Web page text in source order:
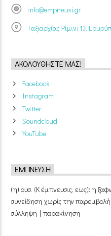
info@empneusi.gr
Ταξιαρχίας Ρίμινι 13,
ΑΚΟΛΟΥΘΉΣΤΕ ΜΑΣ!
Facebook
Instagram
Twitter
Soundcloud
YouTube
ΈΜΠΝΕΥΣΗ
(η) ουσ. (Κ έμπνευσις, εως): η
συνείδηση χωρίς την
σύλληψη | παρακίνηση